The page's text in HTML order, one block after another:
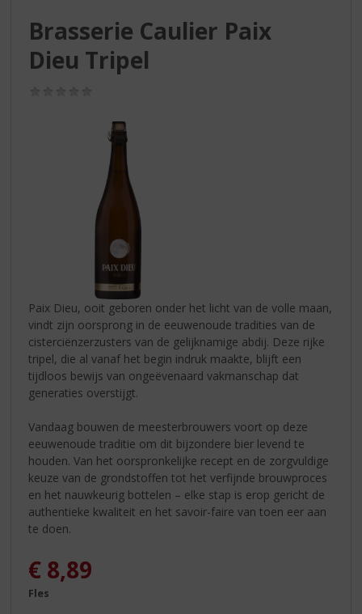
Brasserie Caulier Paix
Dieu Tripel
Paix Dieu, ooit geboren onder het licht van de volle maan,
vindt zijn oorsprong in de eeuwenoude tradities van de
cisterciënzerzusters van de gelijknamige abdij. Deze rijke
tripel, die al vanaf het begin indruk maakte, blijft een
tijdloos bewijs van ongeëvenaard vakmanschap dat
generaties overstijgt.
Vandaag bouwen de meesterbrouwers voort op deze
eeuwenoude traditie om dit bijzondere bier levend te
houden. Van het oorspronkelijke recept en de zorgvuldige
keuze van de grondstoffen tot het verfijnde brouwproces
en het nauwkeurig bottelen – elke stap is erop gericht de
authentieke kwaliteit en het savoir-faire van toen eer aan
te doen.
€ 8,89
Fles